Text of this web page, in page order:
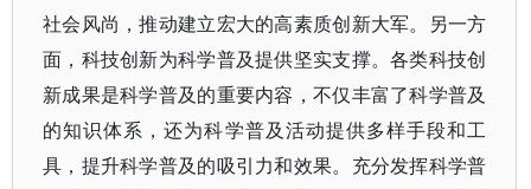
社会风尚，推动建立宏大的高素质创新大军。另一方
面，科技创新为科学普及提供坚实支撑。各类科技创
新成果是科学普及的重要内容，不仅丰富了科学普及
的知识体系，还为科学普及活动提供多样手段和工
具，提升科学普及的吸引力和效果。充分发挥科学普